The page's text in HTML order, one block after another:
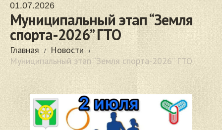
01.07.2026
Муниципальный этап “Земля
спорта-2026” ГТО
Главная
Новости
Муниципальный этап “Земля спорта-2026” ГТО